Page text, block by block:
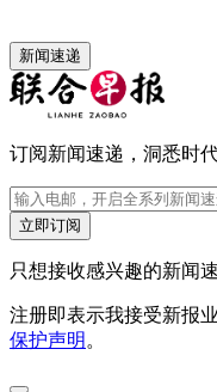
新闻速递
订阅新闻速递，洞悉时代
立即订阅
只想接收感兴趣的新闻
注册即表示我接受新报
保护声明 。